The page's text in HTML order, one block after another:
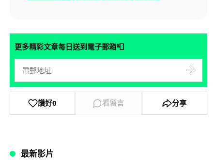
更多精彩文章每日送到電子郵箱📮
讚好0 看留言 分享
最新影片